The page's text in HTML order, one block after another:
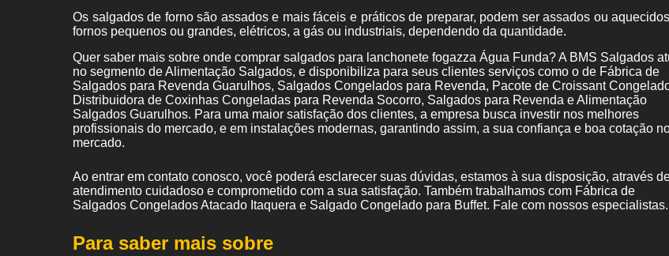
Os salgados de forno são assados e mais fáceis e práticos de preparar, podem ser assados ou
fornos pequenos ou grandes, elétricos, a gás ou industriais, dependendo da quantidade.
Quer saber mais sobre onde comprar salgados para lanchonete fogazza Água Funda? A BMS Salgados
no segmento de Alimentação Salgados, e disponibiliza para seus clientes serviços como o de Fábrica de
Salgados para Revenda Guarulhos, Salgados Congelados para Revenda, Pacote de Croissant
Distribuidora de Coxinhas Congeladas para Revenda Socorro, Salgados para Revenda e Alimentação
Salgados Guarulhos. Para uma maior satisfação dos clientes, a empresa busca investir nos melhores
profissionais do mercado, e em instalações modernas, garantindo assim, a sua confiança e boa cotação
mercado.
Ao entrar em contato conosco, você poderá esclarecer suas dúvidas, estamos à sua disposição, através
atendimento cuidadoso e comprometido com a sua satisfação. Também trabalhamos com Fábrica de
Salgados Congelados Atacado Itaquera e Salgado Congelado para Buffet. Fale com nossos especialistas.
Para saber mais sobre